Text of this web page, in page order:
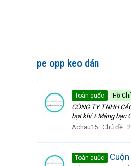
pe opp keo dán
Toàn quốc Hồ
CÔNG TY TNHH
bọt khí + Màng bạc
Achau15 Chủ đề
Toàn quốc